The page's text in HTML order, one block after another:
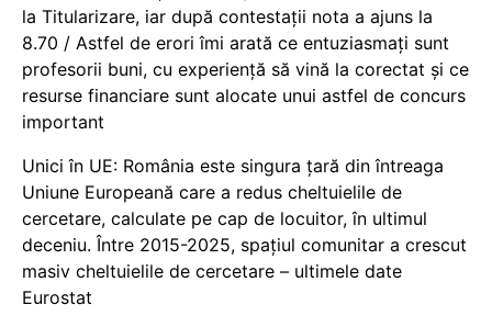
la Titularizare, iar după contestații nota a ajuns la
8.70 / Astfel de erori îmi arată ce entuziasmați sunt
profesorii buni, cu experiență să vină la corectat și ce
resurse financiare sunt alocate unui astfel de concurs
important
Unici în UE: România este singura țară din întreaga
Uniune Europeană care a redus cheltuielile de
cercetare, calculate pe cap de locuitor, în ultimul
deceniu. Între 2015-2025, spațiul comunitar a crescut
masiv cheltuielile de cercetare – ultimele date
Eurostat